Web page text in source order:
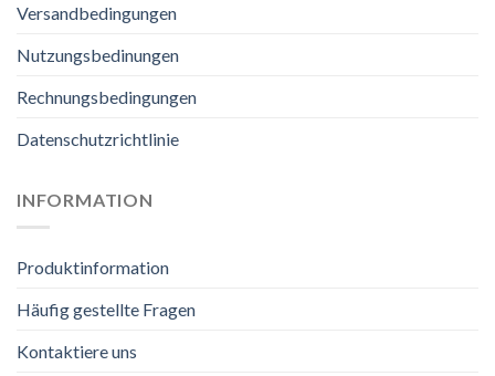
Versandbedingungen
Nutzungsbedinungen
Rechnungsbedingungen
Datenschutzrichtlinie
INFORMATION
Produktinformation
Häufig gestellte Fragen
Kontaktiere uns